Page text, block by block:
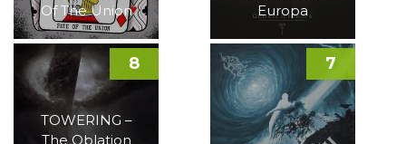
Of The Union
Europa
TOWERING –
The Oblation
8 7